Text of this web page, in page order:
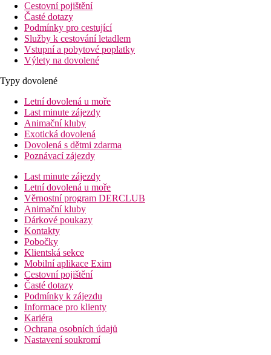
Cestovní pojištění
Časté dotazy
Podmínky pro cestující
Služby k cestování letadlem
Vstupní a pobytové poplatky
Výlety na dovolené
Typy dovolené
Letní dovolená u moře
Last minute zájezdy
Animační kluby
Exotická dovolená
Dovolená s dětmi zdarma
Poznávací zájezdy
Last minute zájezdy
Letní dovolená u moře
Věrnostní program DERCLUB
Animační kluby
Dárkové poukazy
Kontakty
Pobočky
Klientská sekce
Mobilní aplikace Exim
Cestovní pojištění
Časté dotazy
Podmínky k zájezdu
Informace pro klienty
Kariéra
Ochrana osobních údajů
Nastavení soukromí